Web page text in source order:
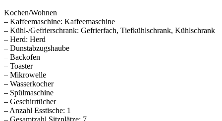
Kochen/Wohnen
– Kaffeemaschine: Kaffeemaschine
– Kühl-/Gefrierschrank: Gefrierfach, Tiefkühlschrank, Kühlschrank
– Herd: Herd
– Dunstabzugshaube
– Backofen
– Toaster
– Mikrowelle
– Wasserkocher
– Spülmaschine
– Geschirrtücher
– Anzahl Esstische: 1